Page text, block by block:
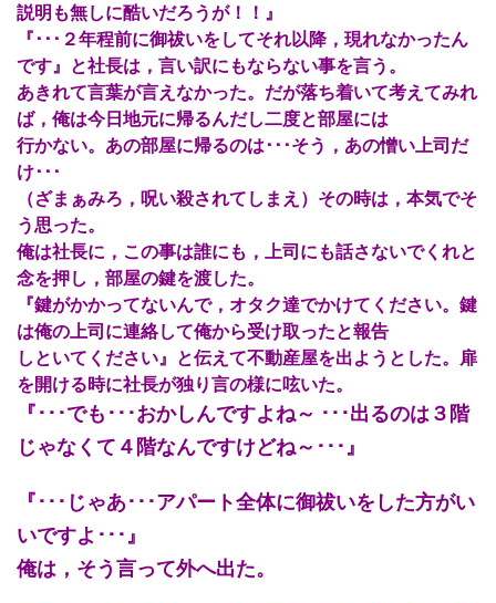
説明も無しに酷いだろうが！！』
『･･･２年程前に御祓いをしてそれ以降，現れなかったん
です』と社長は，言い訳にもならない事を言う。
あきれて言葉が言えなかった。だが落ち着いて考えてみれ
ば，俺は今日地元に帰るんだし二度と部屋には
行かない。あの部屋に帰るのは･･･そう，あの憎い上司だ
け･･･
（ざまぁみろ，呪い殺されてしまえ）その時は，本気でそ
う思った。
俺は社長に，この事は誰にも，上司にも話さないでくれと
念を押し，部屋の鍵を渡した。
『鍵がかかってないんで，オタク達でかけてください。鍵
は俺の上司に連絡して俺から受け取ったと報告
しといてください』と伝えて不動産屋を出ようとした。扉
を開ける時に社長が独り言の様に呟いた。
『･･･でも･･･おかしんですよね～ ･･･出るのは３階
じゃなくて４階なんですけどね～･･･』
『･･･じゃあ･･･アパート全体に御祓いをした方がい
いですよ･･･』
俺は，そう言って外へ出た。